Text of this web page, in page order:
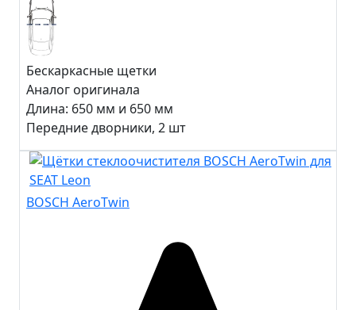
Бескаркасные щетки
Аналог оригинала
Длина: 650 мм и 650 мм
Передние дворники, 2 шт
BOSCH AeroTwin